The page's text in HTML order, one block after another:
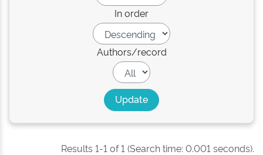
In order
Authors/record
Results 1-1 of 1 (Search time: 0.001 seconds).